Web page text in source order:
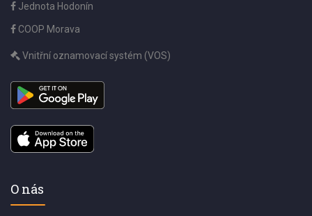
Jednota Hodonín
COOP Morava
Vnitřní oznamovací systém (VOS)
O nás